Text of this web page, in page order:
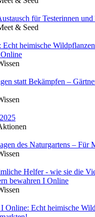
für Testerinnen
& Seed
heimische
statt Bekämpfen –
des Naturgartens – Für
Helfer - wie sie die
bewahren I Online
Online: Echt heimische